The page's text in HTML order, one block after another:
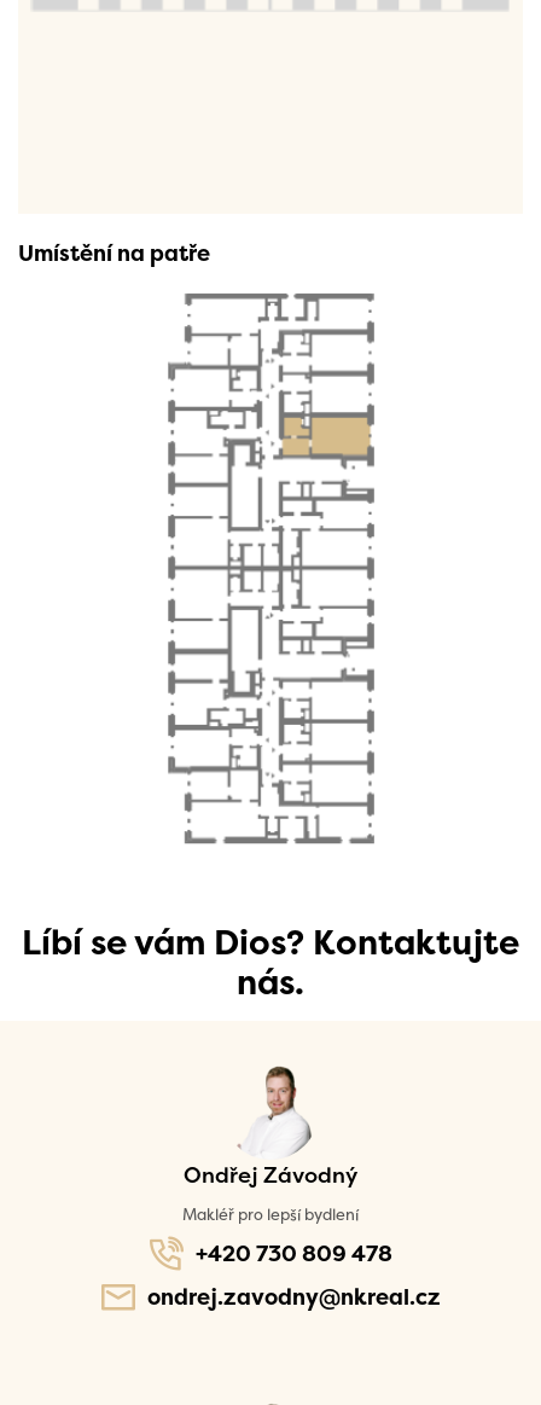
Umístění na patře
Líbí se vám Dios? Kontaktujte
nás.
Ondřej Závodný
Makléř pro lepší bydlení
+420 730 809 478
ondrej.zavodny@nkreal.cz